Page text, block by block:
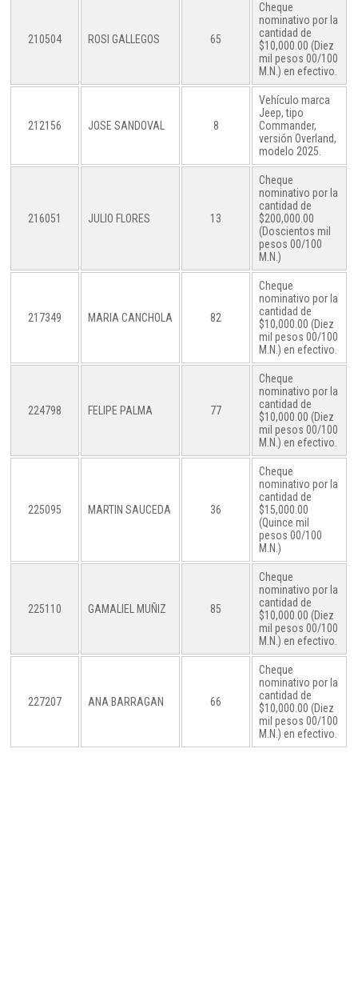
210504 ROSI GALLEGOS 65
Cheque
nominativo por la
cantidad de
$10,000.00 (Diez
mil pesos 00/100
M.N.) en efectivo.
212156 JOSE SANDOVAL 8
Vehículo marca
Jeep, tipo
Commander,
versión Overland,
modelo 2025.
216051 JULIO FLORES 13
Cheque
nominativo por la
cantidad de
$200,000.00
(Doscientos mil
pesos 00/100
M.N.)
217349 MARIA CANCHOLA 82
Cheque
nominativo por la
cantidad de
$10,000.00 (Diez
mil pesos 00/100
M.N.) en efectivo.
224798 FELIPE PALMA 77
Cheque
nominativo por la
cantidad de
$10,000.00 (Diez
mil pesos 00/100
M.N.) en efectivo.
225095 MARTIN SAUCEDA 36
Cheque
nominativo por la
cantidad de
$15,000.00
(Quince mil
pesos 00/100
M.N.)
225110 GAMALIEL MUÑIZ 85
Cheque
nominativo por la
cantidad de
$10,000.00 (Diez
mil pesos 00/100
M.N.) en efectivo.
227207 ANA BARRAGAN 66
Cheque
nominativo por la
cantidad de
$10,000.00 (Diez
mil pesos 00/100
M.N.) en efectivo.